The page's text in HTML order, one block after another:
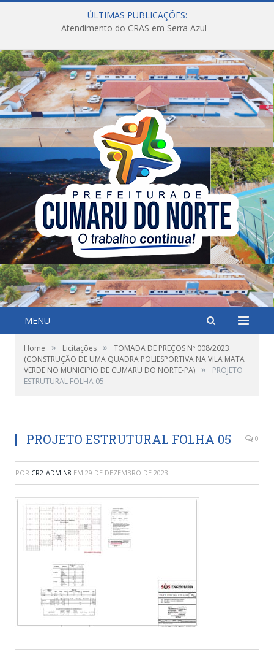
ÚLTIMAS PUBLICAÇÕES:
Atendimento do CRAS em Serra Azul
MENU
Home » Licitações »
TOMADA DE PREÇOS Nº 008/2023
(CONSTRUÇÃO DE UMA QUADRA POLIESPORTIVA NA VILA MATA
VERDE NO MUNICIPIO DE CUMARU DO NORTE-PA) »
PROJETO
ESTRUTURAL FOLHA 05
PROJETO ESTRUTURAL FOLHA 05 0
POR CR2-ADMIN8 EM 29 DE DEZEMBRO DE 2023